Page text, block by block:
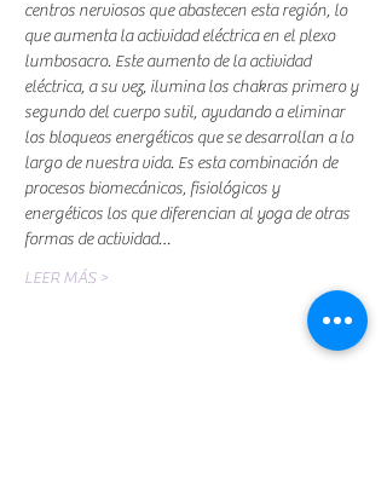
centros nerviosos que abastecen esta región, lo
que aumenta la actividad eléctrica en el plexo
lumbosacro. Este aumento de la actividad
eléctrica, a su vez, ilumina los chakras primero y
segundo del cuerpo sutil, ayudando a eliminar
los bloqueos energéticos que se desarrollan a lo
largo de nuestra vida. Es esta combinación de
procesos biomecánicos, fisiológicos y
energéticos los que diferencian al yoga de otras
formas de actividad…
LEER MÁS >